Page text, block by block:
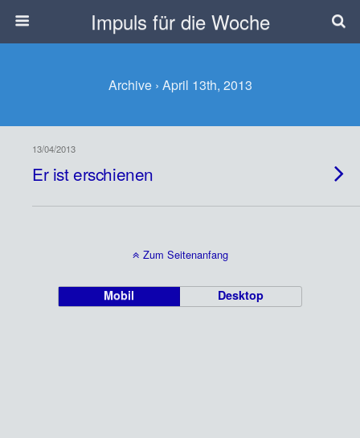
Impuls für die Woche
Archive › April 13th, 2013
13/04/2013
Er ist erschienen
Zum Seitenanfang
Mobil Desktop